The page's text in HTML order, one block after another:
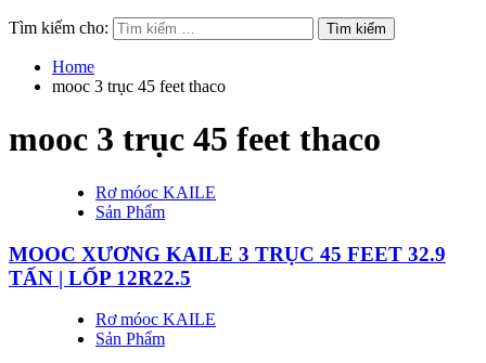
Tìm kiếm cho:
Home
mooc 3 trục 45 feet thaco
mooc 3 trục 45 feet thaco
Rơ móoc KAILE
Sản Phẩm
MOOC XƯƠNG KAILE 3 TRỤC 45 FEET 32.9
TẤN | LỐP 12R22.5
Rơ móoc KAILE
Sản Phẩm